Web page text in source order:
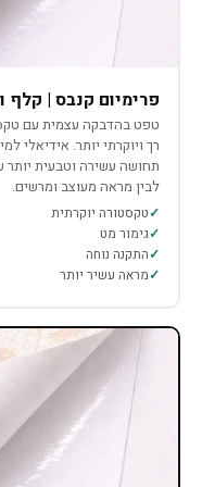
פרימיום קנבס | קלף
טפט בהדבקה עצמית עם
רך ויוקרתי יותר. אידיאלי
תחושה עשירה וטבעית יותר
לבין מראה מעוצב ומרשים.
טקסטורה יוקרתית
גימור מט
התקנה נוחה
מראה עשיר יותר